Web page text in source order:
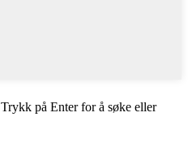
Trykk på Enter for å søke eller